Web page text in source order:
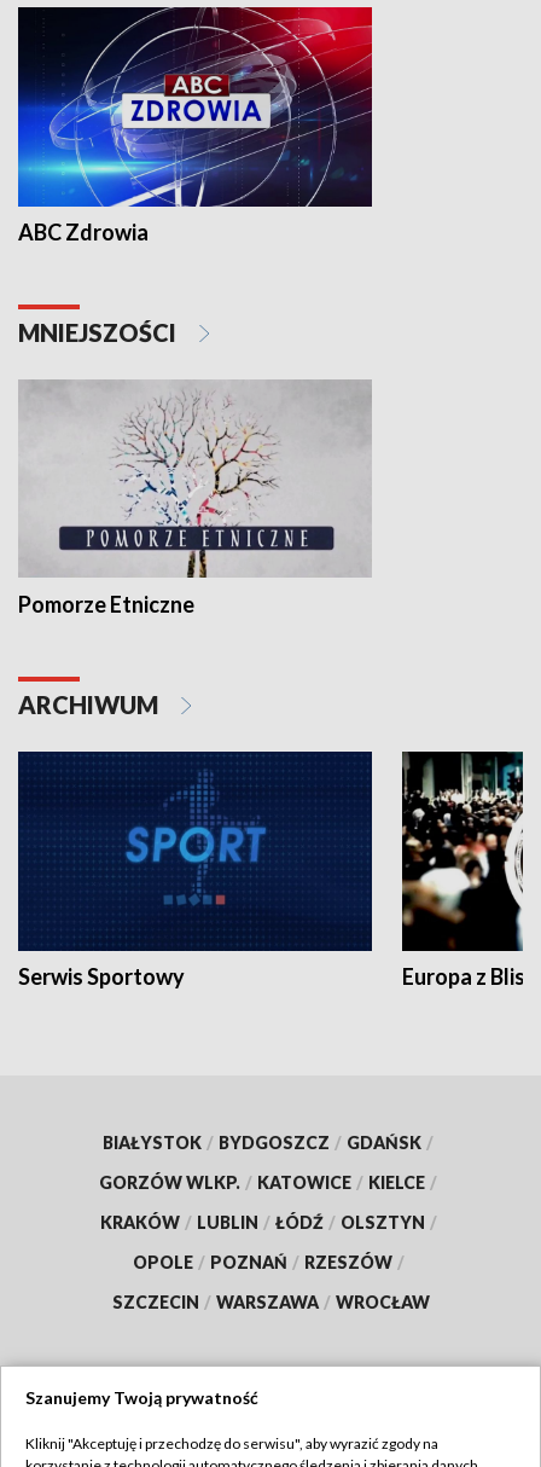
ABC Zdrowia
MNIEJSZOŚCI
Pomorze Etniczne
ARCHIWUM
Serwis Sportowy Europa z
BIAŁYSTOK / BYDGOSZCZ / GDAŃSK /
GORZÓW WLKP. / KATOWICE / KIELCE /
KRAKÓW / LUBLIN / ŁÓDŹ / OLSZTYN /
OPOLE / POZNAŃ / RZESZÓW /
SZCZECIN / WARSZAWA / WROCŁAW
Szanujemy Twoją prywatność
Kliknij "Akceptuję i przechodzę do serwisu", aby wyrazić zgody na